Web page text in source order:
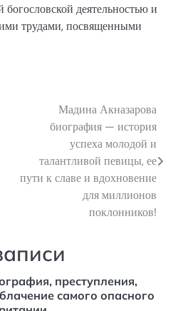
деятельностью и
трудами, посвященными
Мадина Акназарова
биография — история
успеха молодой и
талантливой певицы, ее
пути к славе и вдохновение
для миллионов
поклонников!
преступления,
самого опасного